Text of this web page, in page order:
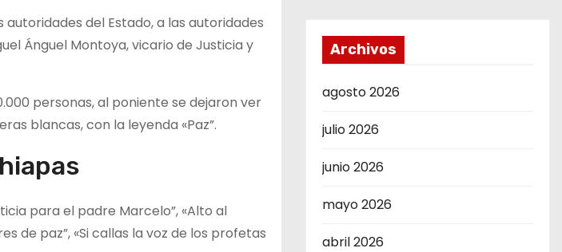
del Estado, a las autoridades
Ánguel Montoya, vicario de Justicia y
personas, al poniente se dejaron ver
blancas, con la leyenda «Paz”.
para el padre Marcelo”, «Alto al
de paz”, «Si callas la voz de los profetas
Archivos
agosto 2026
julio 2026
junio 2026
mayo 2026
abril 2026